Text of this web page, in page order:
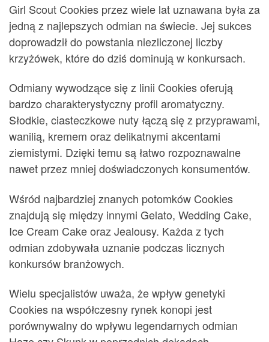
Girl Scout Cookies przez wiele lat uznawana była za
jedną z najlepszych odmian na świecie. Jej sukces
doprowadził do powstania niezliczonej liczby
krzyżówek, które do dziś dominują w konkursach.
Odmiany wywodzące się z linii Cookies oferują
bardzo charakterystyczny profil aromatyczny.
Słodkie, ciasteczkowe nuty łączą się z przyprawami,
wanilią, kremem oraz delikatnymi akcentami
ziemistymi. Dzięki temu są łatwo rozpoznawalne
nawet przez mniej doświadczonych konsumentów.
Wśród najbardziej znanych potomków Cookies
znajdują się między innymi Gelato, Wedding Cake,
Ice Cream Cake oraz Jealousy. Każda z tych
odmian zdobywała uznanie podczas licznych
konkursów branżowych.
Wielu specjalistów uważa, że wpływ genetyki
Cookies na współczesny rynek konopi jest
porównywalny do wpływu legendarnych odmian